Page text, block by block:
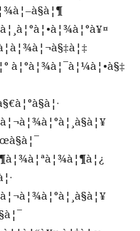
à¦°à¦¾à¦¯à¦¼à¦•à§‡